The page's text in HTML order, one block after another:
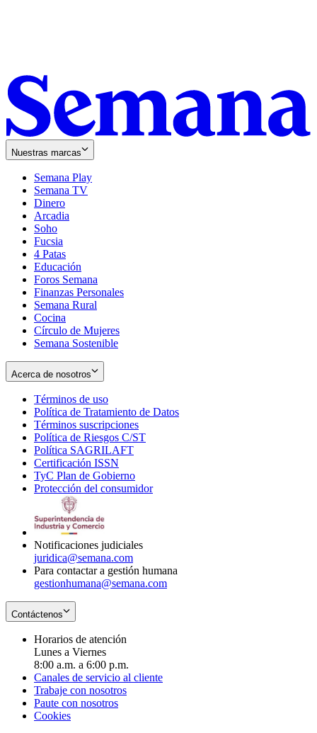
Nuestras marcas
Semana Play
Semana TV
Dinero
Arcadia
Soho
in
new
window
Fucsia
in
new
window
4 Patas
Educación
Foros Semana
Finanzas Personales
Semana Rural
Cocina
Círculo de Mujeres
Semana Sostenible
Acerca de nosotros
Términos de uso
in
new
window
Política de Tratamiento de Datos
Términos suscripciones
in
Política de Riesgos C/ST
Política SAGRILAFT
new
window
Certificación ISSN
in
new
TyC Plan de Gobierno
in
Protección del consumidorOpens
Notificaciones judiciales
juridica@semana.com
Para contactar a gestión humana
gestionhumana@semana.com
Contáctenos
Horarios de atención
Lunes a Viernes
8:00 a.m. a 6:00 p.m.
Canales de servicio al cliente
Trabaje con nosotros
Paute con nosotros
Cookies